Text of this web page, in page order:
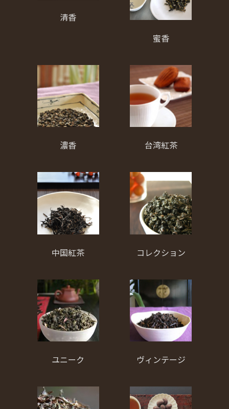
清香
蜜香
濃香 台湾紅茶
中国紅茶 コレクション
ユニーク ヴィンテージ